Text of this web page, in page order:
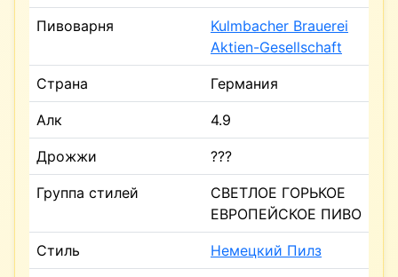
Пивоварня
Kulmbacher Brauerei
Aktien-Gesellschaft
Страна Германия
Алк 4.9
Дрожжи ???
Группа стилей
СВЕТЛОЕ ГОРЬКОЕ
ЕВРОПЕЙСКОЕ ПИВО
Стиль Немецкий Пилз